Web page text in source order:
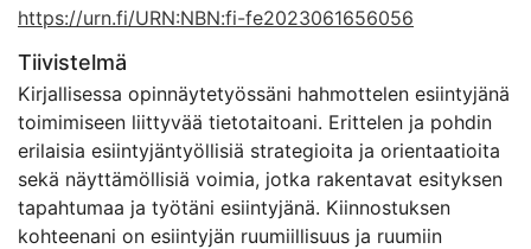
https://urn.fi/URN:NBN:fi-fe2023061656056
Tiivistelmä
Kirjallisessa opinnäytetyössäni hahmottelen esiintyjänä
toimimiseen liittyvää tietotaitoani. Erittelen ja pohdin
erilaisia esiintyjäntyöllisiä strategioita ja orientaatioita
sekä näyttämöllisiä voimia, jotka rakentavat esityksen
tapahtumaa ja työtäni esiintyjänä. Kiinnostuksen
kohteenani on esiintyjän ruumiillisuus ja ruumiin